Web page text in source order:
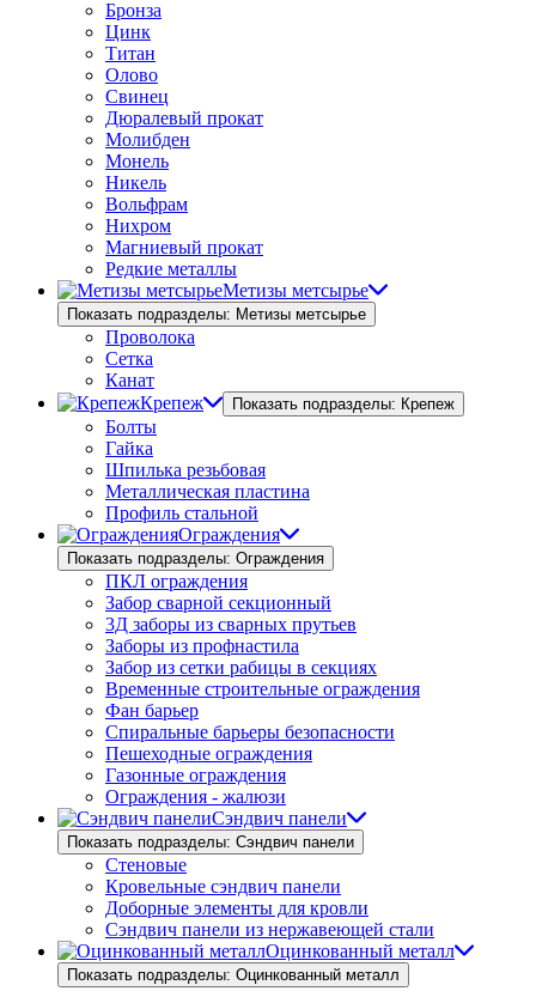
Бронза
Цинк
Титан
Олово
Свинец
Дюралевый прокат
Молибден
Монель
Никель
Вольфрам
Нихром
Магниевый прокат
Редкие металлы
Метизы метсырье
Показать подразделы: Метизы метсырье
Проволока
Сетка
Канат
Крепеж
Показать подразделы: Крепеж
Болты
Гайка
Шпилька резьбовая
Металлическая пластина
Профиль стальной
Ограждения
Показать подразделы: Ограждения
ПКЛ ограждения
Забор сварной секционный
3Д заборы из сварных прутьев
Заборы из профнастила
Забор из сетки рабицы в секциях
Временные строительные ограждения
Фан барьер
Спиральные барьеры безопасности
Пешеходные ограждения
Газонные ограждения
Ограждения - жалюзи
Сэндвич панели
Показать подразделы: Сэндвич панели
Стеновые
Кровельные сэндвич панели
Доборные элементы для кровли
Сэндвич панели из нержавеющей стали
Оцинкованный металл
Показать подразделы: Оцинкованный металл